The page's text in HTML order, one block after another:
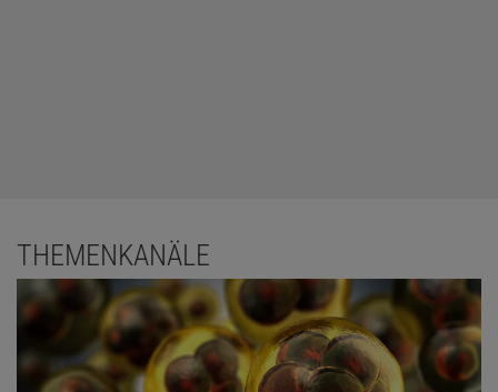
THEMENKANÄLE